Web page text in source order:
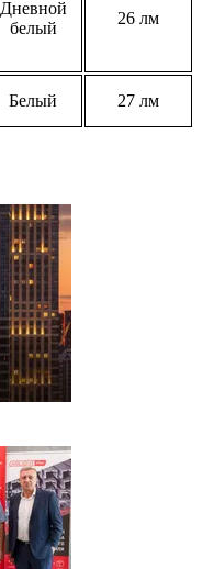
Дневной
белый
26 лм
Белый 27 лм